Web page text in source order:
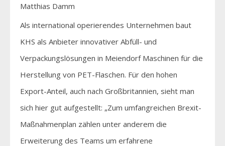
Matthias Damm
Als international operierendes Unternehmen baut
KHS als Anbieter innovativer Abfüll- und
Verpackungslösungen in Meiendorf Maschinen für die
Herstellung von PET-Flaschen. Für den hohen
Export-Anteil, auch nach Großbritannien, sieht man
sich hier gut aufgestellt: „Zum umfangreichen Brexit-
Maßnahmenplan zählen unter anderem die
Erweiterung des Teams um erfahrene